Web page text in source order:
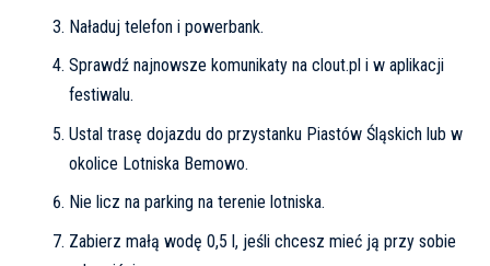
Naładuj telefon i powerbank.
Sprawdź najnowsze komunikaty na clout.pl i w aplikacji
festiwalu.
Ustal trasę dojazdu do przystanku Piastów Śląskich lub w
okolice Lotniska Bemowo.
Nie licz na parking na terenie lotniska.
Zabierz małą wodę 0,5 l, jeśli chcesz mieć ją przy sobie